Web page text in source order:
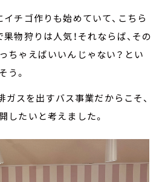
イチゴ作りも始めていて、こちら
物狩りは人気！それならば、その
ちゃえばいいんじゃない？とい
う。
ガスを出すバス事業だからこそ、
したいと考えました。